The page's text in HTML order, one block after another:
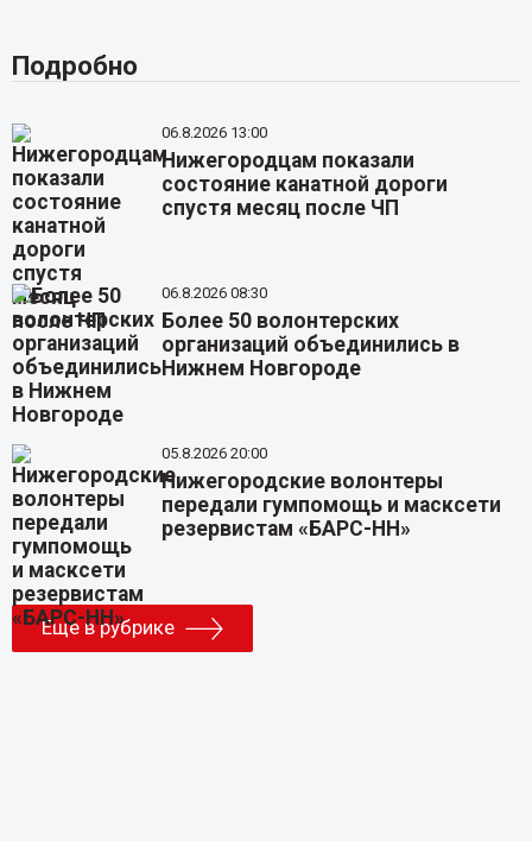
Подробно
06.8.2026 13:00
Нижегородцам показали
состояние канатной дороги
спустя месяц после ЧП
06.8.2026 08:30
Более 50 волонтерских
организаций объединились в
Нижнем Новгороде
05.8.2026 20:00
Нижегородские волонтеры
передали гумпомощь и масксети
резервистам «БАРС-НН»
Еще в рубрике